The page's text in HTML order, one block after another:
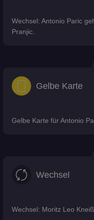
Wechsel: Antonio Paric
Pranjic.
Gelbe Karte
Gelbe Karte für Antonio
Wechsel
Wechsel: Moritz Leo